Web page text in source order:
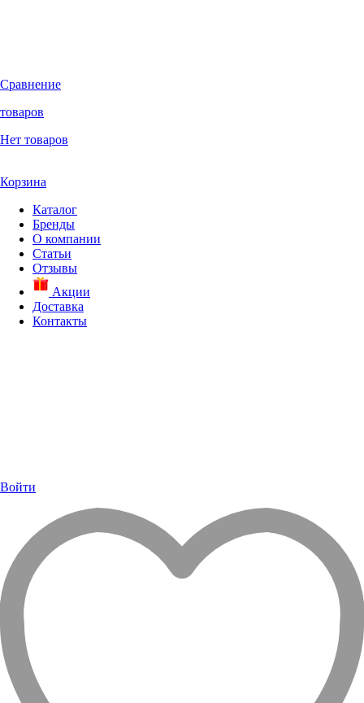
Сравнение
товаров
Нет товаров
Корзина
Каталог
Бренды
О компании
Статьи
Отзывы
Акции
Доставка
Контакты
Войти